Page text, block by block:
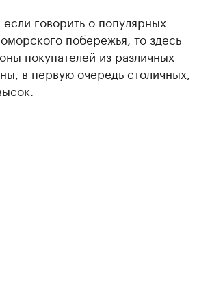
говорить о популярных
побережья, то здесь
покупателей из различных
в первую очередь столичных,